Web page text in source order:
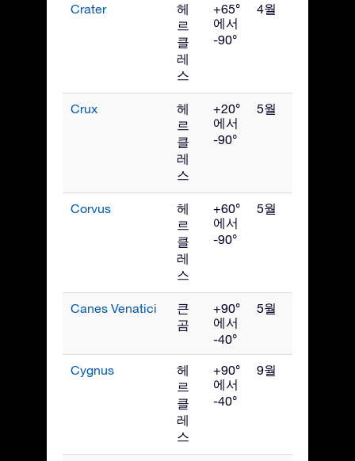
Crater
헤
르
클
레
스
+65°
에서
-90°
4월
Crux
헤
르
클
레
스
+20°
에서
-90°
5월
Corvus
헤
르
클
레
스
+60°
에서
-90°
5월
Canes Venatici
큰
곰
+90°
에서
-40°
5월
Cygnus
헤
르
클
레
스
+90°
에서
-40°
9월